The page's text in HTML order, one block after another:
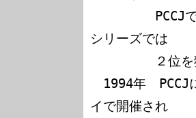
PCCJでは、
シリーズでは
２位を獲
1994年　PCCJ
イで開催され